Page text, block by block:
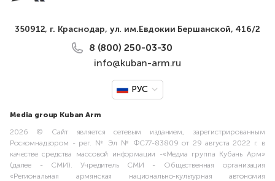
350912, г. Краснодар, ул. им.Евдокии Бершанской, 416/2
8 (800) 250-03-30
info@kuban-arm.ru
РУС
Media group Kuban Arm
2026 © Сайт является сетевым изданием, зарегистрированным
Роскомнадзором - рег. № Эл № ФС77-83809 от 29 августа 2022 г. в
качестве средства массовой информации -«Медиа группа Кубань Арм»
(далее - СМИ). Учредитель СМИ - Общественная организация
«Региональная армянская национально-культурная автономия